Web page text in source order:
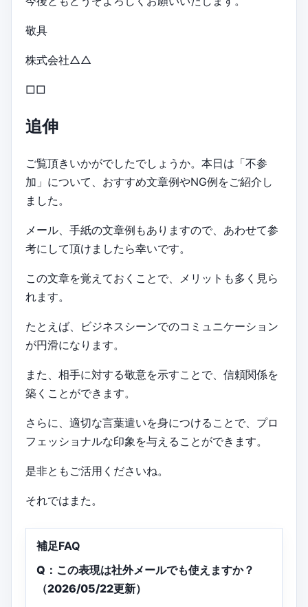
敬具
株式会社△△
□□
追伸
ご覧頂きいかがでしたでしょうか。本日は「不参
加」について、おすすめ文章例やNG例をご紹介し
ました。
メール、手紙の文章例もありますので、あわせて参
考にして頂けましたら幸いです。
この文章を覚えておくことで、メリットも多く見ら
れます。
たとえば、ビジネスシーンでのコミュニケーション
が円滑になります。
また、相手に対する敬意を示すことで、信頼関係を
築くことができます。
さらに、適切な言葉遣いを身につけることで、プロ
フェッショナルな印象を与えることができます。
是非ともご活用くださいね。
それではまた。
補足FAQ
Q：この表現は社外メールでも使えますか？
（2026/05/22更新）